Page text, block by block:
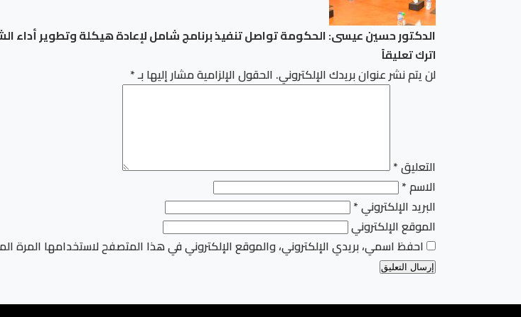
الدكتور حسين عيسى: الحكومة تواصل تنفيذ برنامج شامل لإعادة هيكلة وتطوير أداء
اترك تعليقاً
لن يتم نشر عنوان بريدك الإلكتروني. الحقول الإلزامية مشار إليها بـ*
التعليق*
الاسم*
البريد الإلكتروني*
الموقع الإلكتروني
احفظ اسمي، بريدي الإلكتروني، والموقع الإلكتروني في هذا المتصفح لاستخدامها المرة